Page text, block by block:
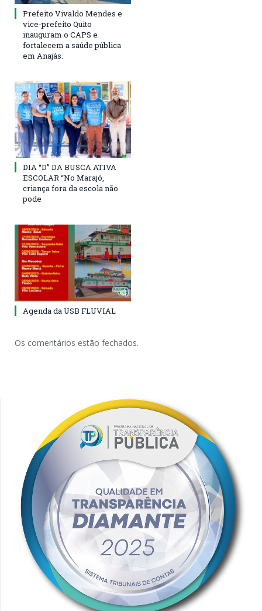
Prefeito Vivaldo Mendes e
vice-prefeito Quito
inauguram o CAPS e
fortalecem a saúde pública
em Anajás.
DIA “D” DA BUSCA ATIVA
ESCOLAR “No Marajó,
criança fora da escola não
pode
Agenda da USB FLUVIAL
Os comentários estão fechados.